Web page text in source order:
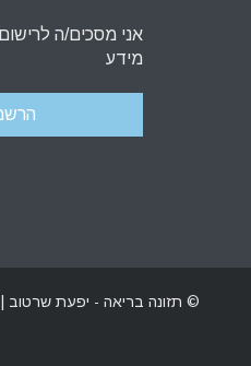
אני מסכים/ה
מידע
© תזונה בריאה - יפעת שרטוב |